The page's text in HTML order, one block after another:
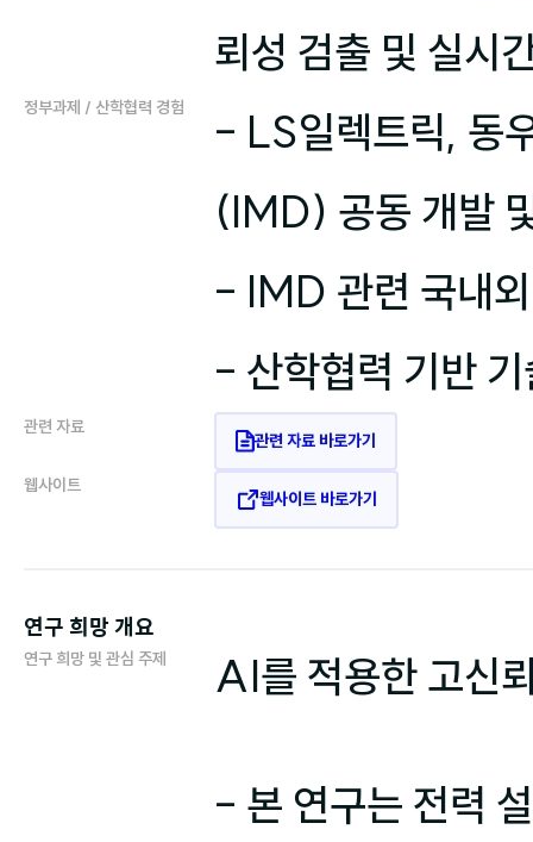
뢰성 검출 및 실시
정부과제 / 산학협력 경험
- LS일렉트릭, 동
(IMD) 공동 개발
- IMD 관련 국내
- 산학협력 기반
관련 자료
관련 자료 바로가기
웹사이트
웹사이트 바로가기
연구 희망 개요
연구 희망 및 관심 주제 AI를 적용한 고신
- 본 연구는 전력